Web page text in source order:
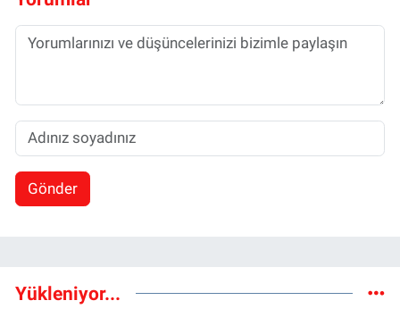
Gönder
Yükleniyor...